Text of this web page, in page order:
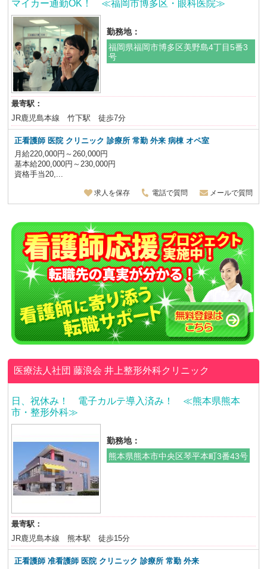
マイカー通勤OK！ ≪福岡市博多区・眼科医院≫
勤務地：
福岡県福岡市博多区美野島4丁目5番3
号
最寄駅：
JR鹿児島本線 竹下駅 徒歩7分
正看護師 医院 クリニック 診療所 常勤 外来 病棟 オペ室
月給220,000円～260,000円
基本給200,000円～230,000円
資格手当20,...
求人を保存 電話で質問 メールで質問
医療法人社団 藤浪会井上整形外科クリニック
日、祝休み！ 電子カルテ導入済み！ ≪熊本県熊本
市・整形外科≫
勤務地：
熊本県熊本市中央区琴平本町3番43号
最寄駅：
JR鹿児島本線 熊本駅 徒歩15分
正看護師 准看護師 医院 クリニック 診療所 常勤 外来